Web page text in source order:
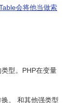
会将他当做索
型。PHP在变量
。 和其他强类型